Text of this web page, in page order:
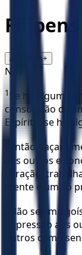
A- A+
NBV
1 Se há algum
consolação de
Espírito, se há
então, façam-
aos outros e
coração,
mente e um só
Não sejam
impressão aos
outros como